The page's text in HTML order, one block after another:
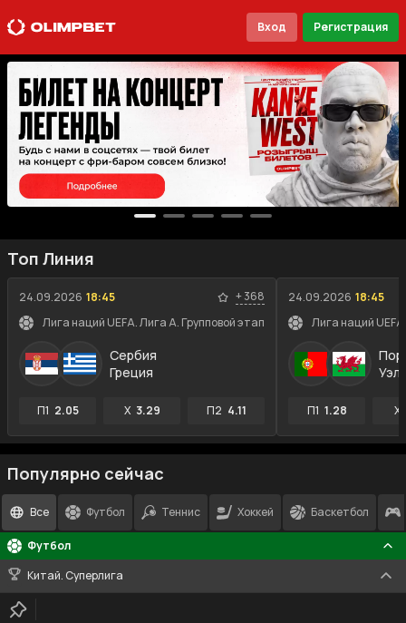
Вход Регистрация
Топ Линия
24.09.2026 18:45 +368
Лига наций UEFA. Лига A. Групповой этап
Сербия
Греция
П1 2.05 X 3.29 П2 4.11
24.09.2026 18:45
Лига наций
П1 1.28 X
Популярно сейчас
Все Футбол Теннис Хоккей Баскетбол
Футбол
Китай. Суперлига